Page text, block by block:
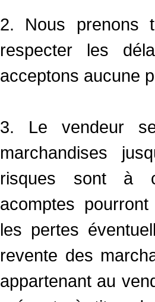
2. Nous prenons
respecter les
acceptons aucune
3. Le vendeur
marchandises
risques sont à
acomptes
les pertes
revente des
appartenant au